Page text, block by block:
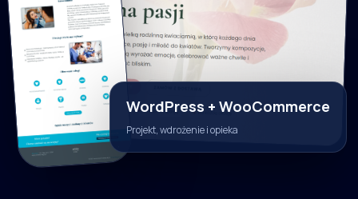
WordPress + WooCommerce
Projekt, wdrożenie i opieka